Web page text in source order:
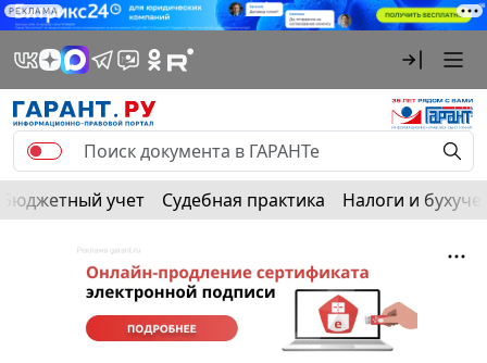
РЕКЛАМА
Бюджетный учет Судебная практика Налоги и